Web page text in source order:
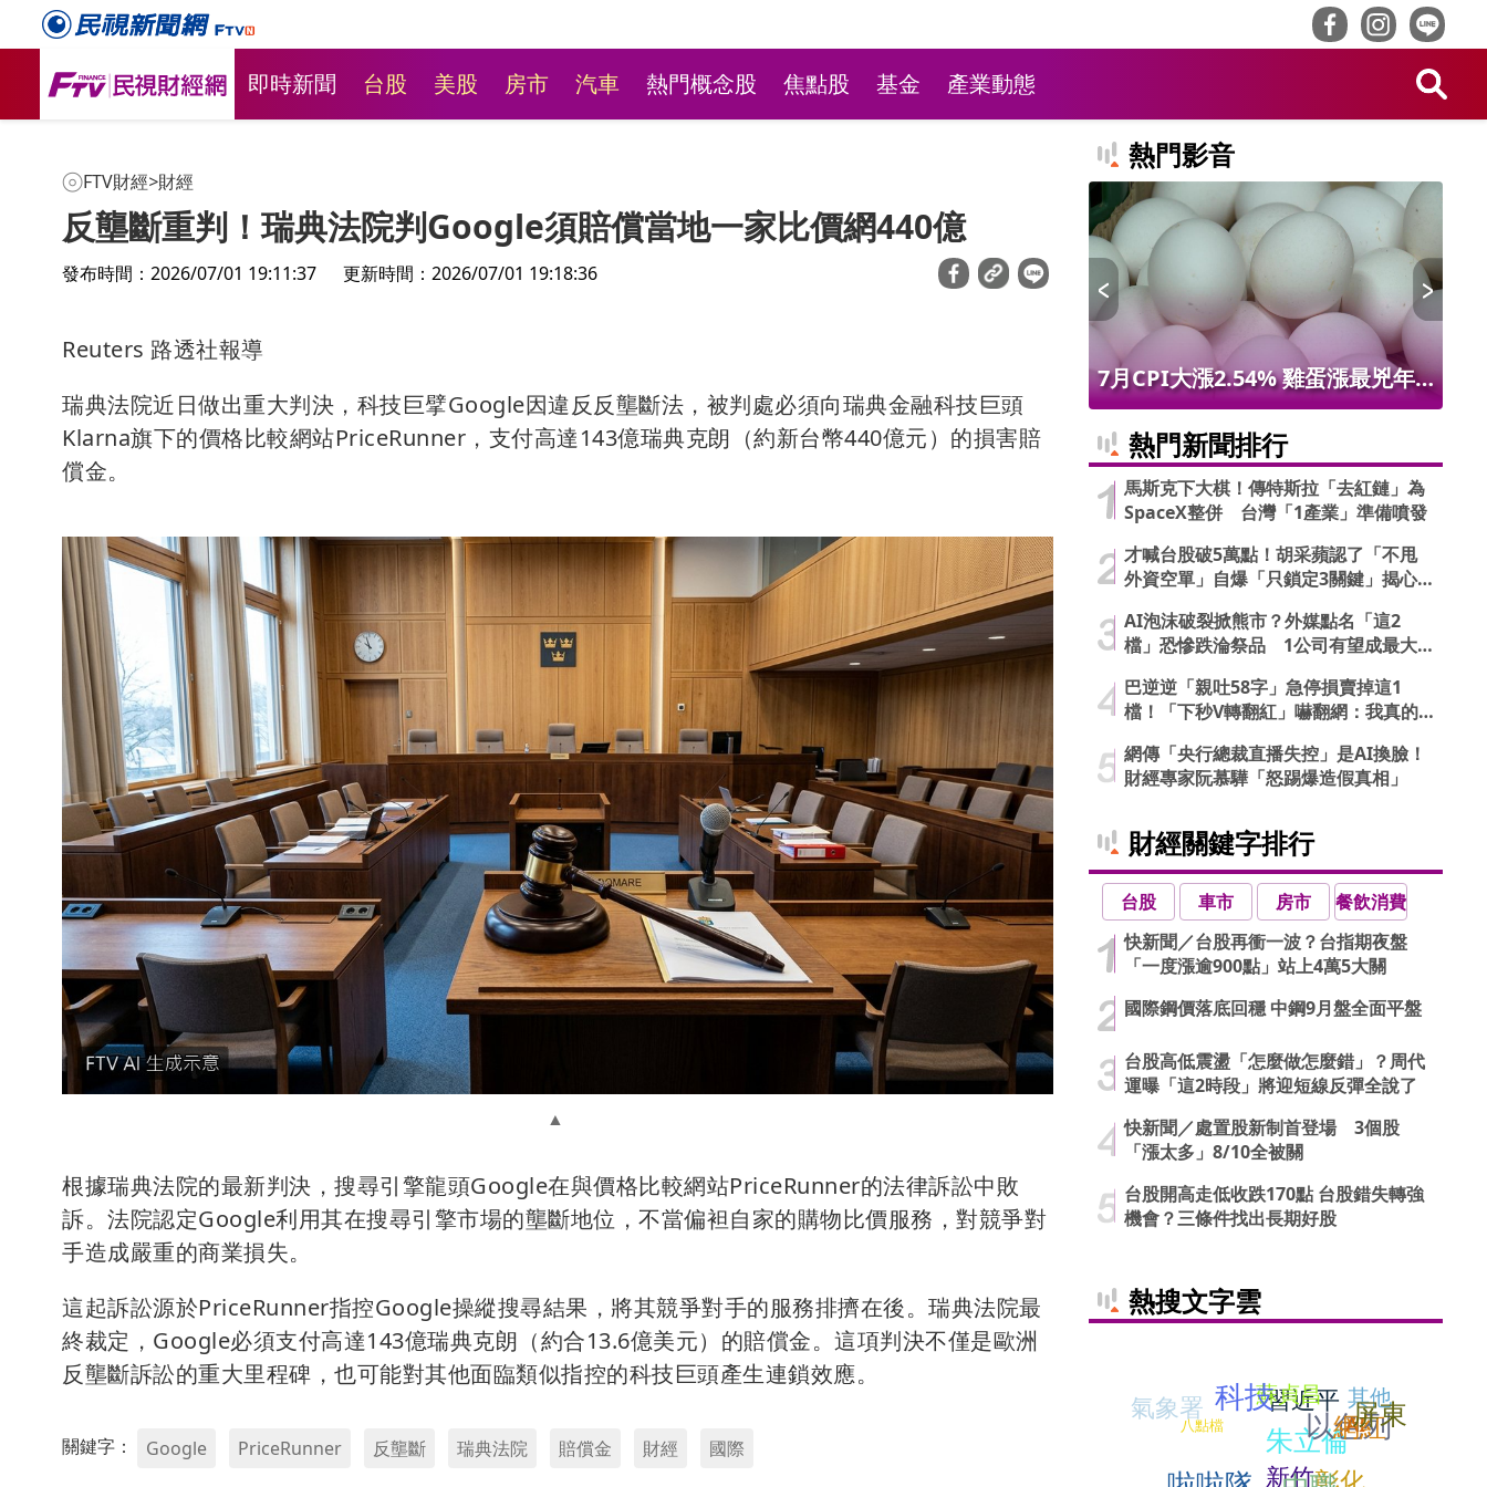
即時新聞 台股 美股 房市 汽車 熱門概念股 焦點股 基金 產業動態
FTV財經>財經
反壟斷重判！瑞典法院判Google須賠償當地一家比價網440億
發布時間：2026/07/01 19:11:37 更新時間：2026/07/01 19:18:36
Reuters 路透社報導
瑞典法院近日做出重大判決，科技巨擘Google因違反反壟斷法，被判處必須向瑞典金融科技巨頭
Klarna旗下的價格比較網站PriceRunner，支付高達143億瑞典克朗（約新台幣440億元）的損害賠
償金。
根據瑞典法院的最新判決，搜尋引擎龍頭Google在與價格比較網站PriceRunner的法律訴訟中敗
訴。法院認定Google利用其在搜尋引擎市場的壟斷地位，不當偏袒自家的購物比價服務，對競爭對
手造成嚴重的商業損失。
這起訴訟源於PriceRunner指控Google操縱搜尋結果，將其競爭對手的服務排擠在後。瑞典法院最
終裁定，Google必須支付高達143億瑞典克朗（約合13.6億美元）的賠償金。這項判決不僅是歐洲
反壟斷訴訟的重大里程碑，也可能對其他面臨類似指控的科技巨頭產生連鎖效應。
關鍵字： Google PriceRunner 反壟斷 瑞典法院 賠償金 財經 國際
熱門影音
萬本吸經銷商搶購
7月CPI大漲2.54% 雞蛋漲最兇年
幅
熱門新聞排行
馬斯克下大棋！傳特斯拉「去紅鏈」為
SpaceX整併 台灣「1產業」準備噴發
才喊台股破5萬點！胡采蘋認了「不甩
外資空單」自爆「只鎖定3關鍵」揭心
AI泡沫破裂掀熊市？外媒點名「這2
檔」恐慘跌淪祭品 1公司有望成最大
巴逆逆「親吐58字」急停損賣掉這1
檔！「下秒V轉翻紅」嚇翻網：我真的
網傳「央行總裁直播失控」是AI換臉！
財經專家阮慕驊「怒踢爆造假真相」
財經關鍵字排行
台股 車市 房市
餐飲消費
快新聞／台股再衝一波？台指期夜盤
「一度漲逾900點」站上4萬5大關
國際鋼價落底回穩 中鋼9月盤全面平盤
台股高低震盪「怎麼做怎麼錯」？周代
運曝「這2時段」將迎短線反彈全說了
快新聞／處置股新制首登場 3個股
「漲太多」8/10全被關
台股開高走低收跌170點 台股錯失轉強
機會？三條件找出長期好股
熱搜文字雲
朱立倫
習近平
蘇貞昌
氣象署 以色列
新竹
網紅
其他
科技
AI
屏東
八點檔